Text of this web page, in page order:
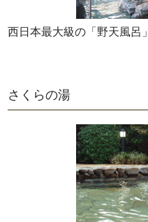
西日本最大級の「野天風呂」
さくらの湯